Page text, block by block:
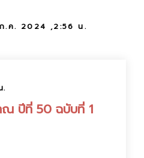
.ค. 2024 ,2:56 น.
.
ณ ปีที่ 50 ฉบับที่ 1